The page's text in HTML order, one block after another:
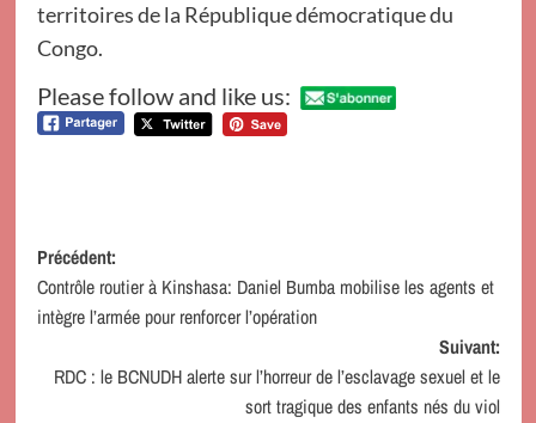
territoires de la République démocratique du
Congo.
Please follow and like us:
Navigation
d’article
Précédent:
Contrôle routier à Kinshasa: Daniel Bumba mobilise les agents et
intègre l’armée pour renforcer l’opération
Suivant:
RDC : le BCNUDH alerte sur l’horreur de l’esclavage sexuel et le
sort tragique des enfants nés du viol